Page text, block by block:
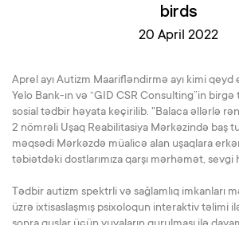
birds
20 April 2022
Aprel ayı Autizm Maarifləndirmə ayı kimi
Yelo Bank-ın və “GID CSR Consulting”in
sosial tədbir həyata keçirilib. "Balaca əllərlə
2 nömrəli Uşaq Reabilitasiya Mərkəzində baş
məqsədi Mərkəzdə müalicə alan uşaqlara
təbiətdəki dostlarımıza qarşı mərhəmət, sevgi
Tədbir autizm spektrli və sağlamlıq imkanları
üzrə ixtisaslaşmış psixoloqun interaktiv təlimi